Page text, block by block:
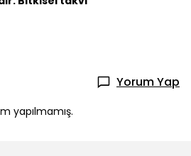
Yorum Yap
yapılmamış.